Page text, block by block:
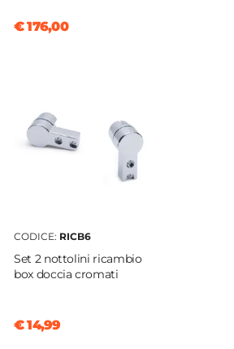
€ 176,00
CODICE: RICB6
Set 2 nottolini ricambio
box doccia cromati
€ 14,99